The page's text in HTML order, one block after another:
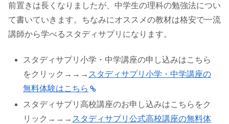
前置きは長くなりましたが、中学生の理科の勉強法につい
て書いていきます。ちなみにオススメの教材は格安で一流
講師から学べるスタディサプリになります。
スタディサプリ小学・中学講座の申し込みはこちら
をクリック→→→ スタディサプリ小学・中学講座の
無料体験はこちら
スタディサプリ高校講座のお申し込みはこちらをク
リック→→→ スタディサプリ公式高校講座の無料体